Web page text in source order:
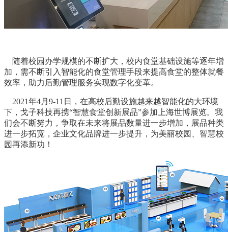
随着校园办学规模的不断扩大，校内食堂基础设施等逐年增
加，需不断引入智能化的食堂管理手段来提高食堂的整体就餐
效率，助力后勤管理服务实现数字化变革。
2021年4月9-11日，在高校后勤设施越来越智能化的大环境
下，戈子科技再携“智慧食堂创新展品”参加上海世博展览。我
们会不断努力，争取在未来将展品数量进一步增加，展品种类
进一步拓宽，企业文化品牌进一步提升，为美丽校园、智慧校
园再添新功！